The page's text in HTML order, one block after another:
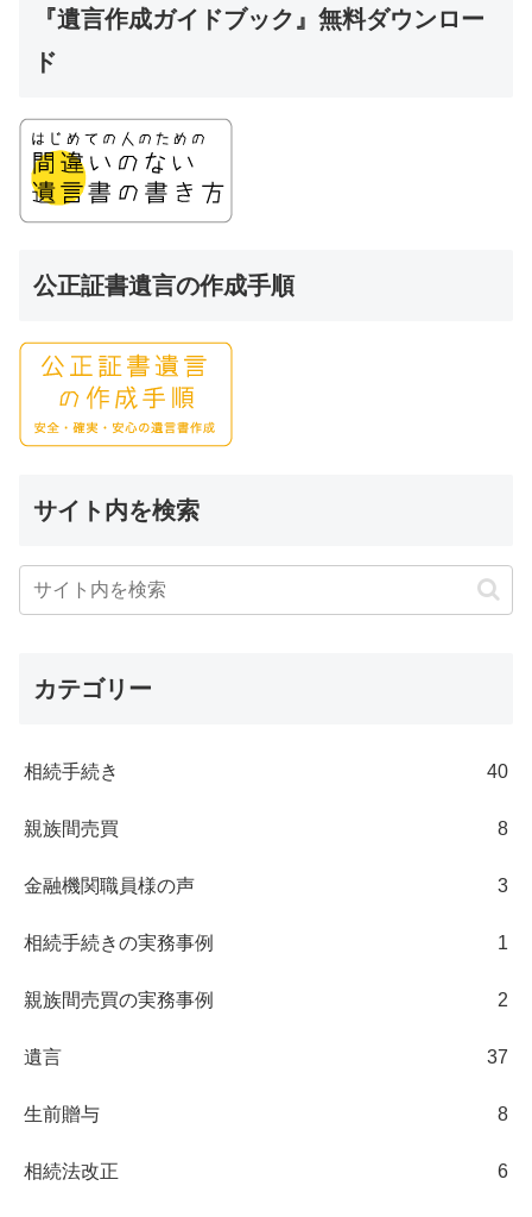
『遺言作成ガイドブック』無料ダウンロー
ド
公正証書遺言の作成手順
サイト内を検索
カテゴリー
相続手続き 40
親族間売買 8
金融機関職員様の声 3
相続手続きの実務事例 1
親族間売買の実務事例 2
遺言 37
生前贈与 8
相続法改正 6